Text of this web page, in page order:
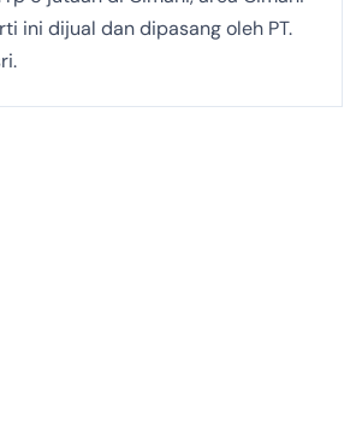
ini dijual dan dipasang oleh PT.